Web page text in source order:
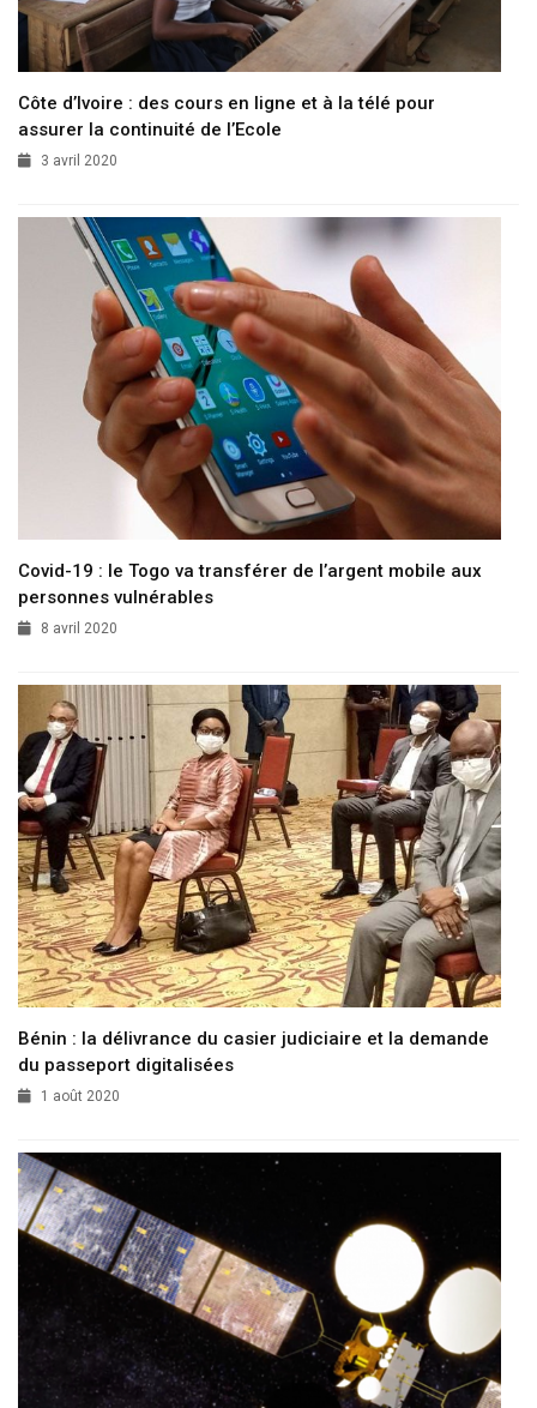
Côte d’Ivoire : des cours en ligne et à la télé pour
assurer la continuité de l’Ecole
3 avril 2020
Covid-19 : le Togo va transférer de l’argent mobile aux
personnes vulnérables
8 avril 2020
Bénin : la délivrance du casier judiciaire et la demande
du passeport digitalisées
1 août 2020